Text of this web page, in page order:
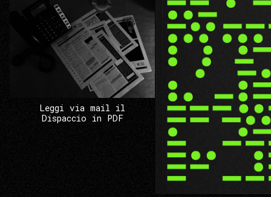
Leggi via mail il
Dispaccio in PDF